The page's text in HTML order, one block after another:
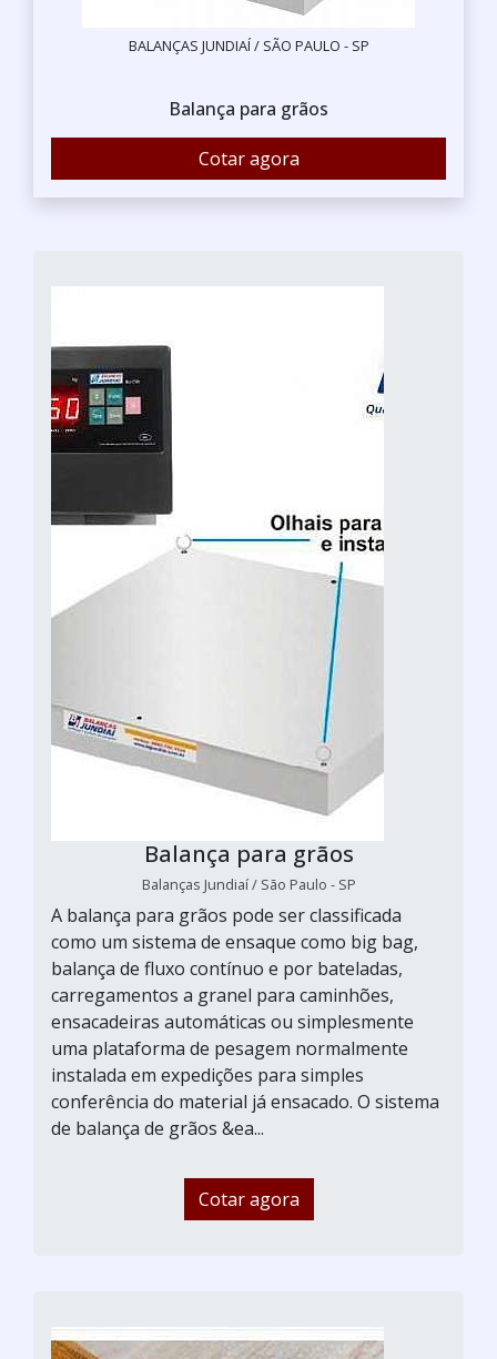
BALANÇAS JUNDIAÍ / SÃO PAULO - SP
Balança para grãos
Cotar agora
Balança para grãos
Balanças Jundiaí / São Paulo - SP
A balança para grãos pode ser classificada
como um sistema de ensaque como big bag,
balança de fluxo contínuo e por bateladas,
carregamentos a granel para caminhões,
ensacadeiras automáticas ou simplesmente
uma plataforma de pesagem normalmente
instalada em expedições para simples
conferência do material já ensacado. O sistema
de balança de grãos &ea...
Cotar agora